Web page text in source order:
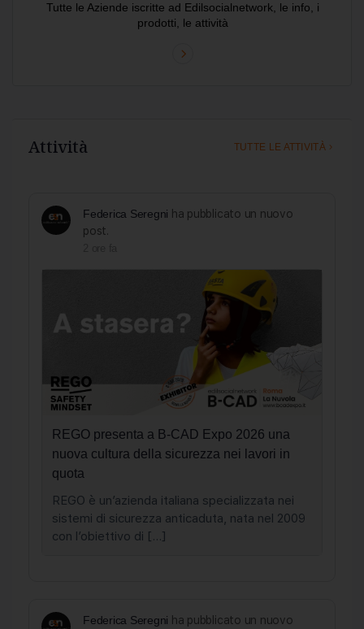
Tutte le Aziende iscritte ad Edilsocialnetwork, le info, i
prodotti, le attività
Attività TUTTE LE ATTIVITÀ
Federica Seregni ha pubblicato un nuovo
post.
REGO presenta a B-CAD Expo 2026 una
nuova cultura della sicurezza nei lavori in
quota
REGO è un’azienda italiana specializzata nei
sistemi di sicurezza anticaduta, nata nel 2009
con l’obiettivo di […]
Federica Seregni ha pubblicato un nuovo